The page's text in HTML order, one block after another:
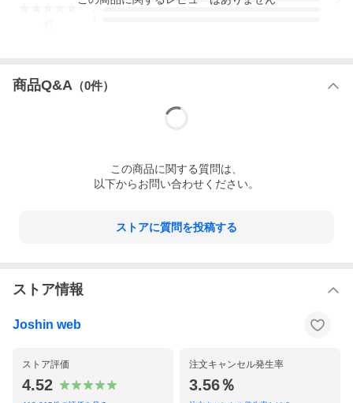
商品Q&A （0件）
この商品に関する質問は、
以下からお問い合わせください。
ストアに質問を投稿する
ストア情報
Joshin web
ストア評価
4.52
注文キャンセル発生率
3.56％